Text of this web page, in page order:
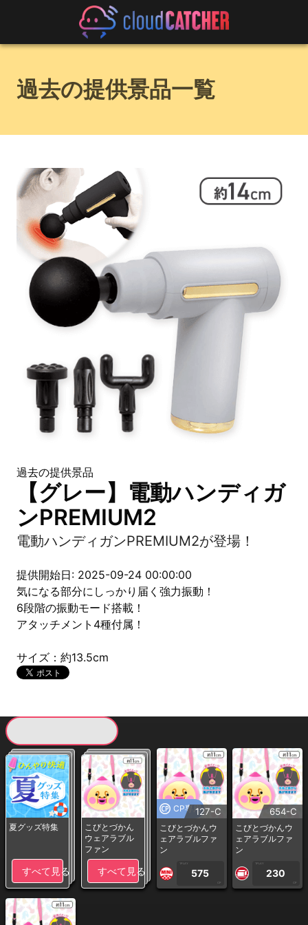
過去の提供景品一覧
過去の提供景品
【グレー】電動ハンディガ
ンPREMIUM2
電動ハンディガンPREMIUM2が登場！
提供開始日: 2025-09-24 00:00:00
気になる部分にしっかり届く強力振動！
6段階の振動モード搭載！
アタッチメント4種付属！
サイズ：約13.5cm
夏グッズ特集
すべて見る
こびとづかん
ウェアラブル
ファン
すべて見る
CP専用127-C
こびとづかんウ
ェアラブルファ
ン
1PLAY
575
CP
654-C
こびとづかんウ
ェアラブルファ
ン
1PLAY
230
CP